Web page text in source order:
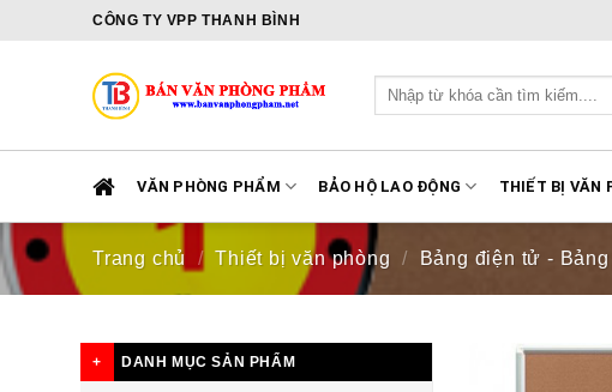
CÔNG TY VPP THANH BÌNH
Tìm
kiếm:
VĂN PHÒNG PHẨM BẢO HỘ LAO ĐỘNG THIẾT BỊ VĂN
Trang chủ / Thiết bị văn phòng / Bảng điện tử -
DANH MỤC SẢN PHẨM